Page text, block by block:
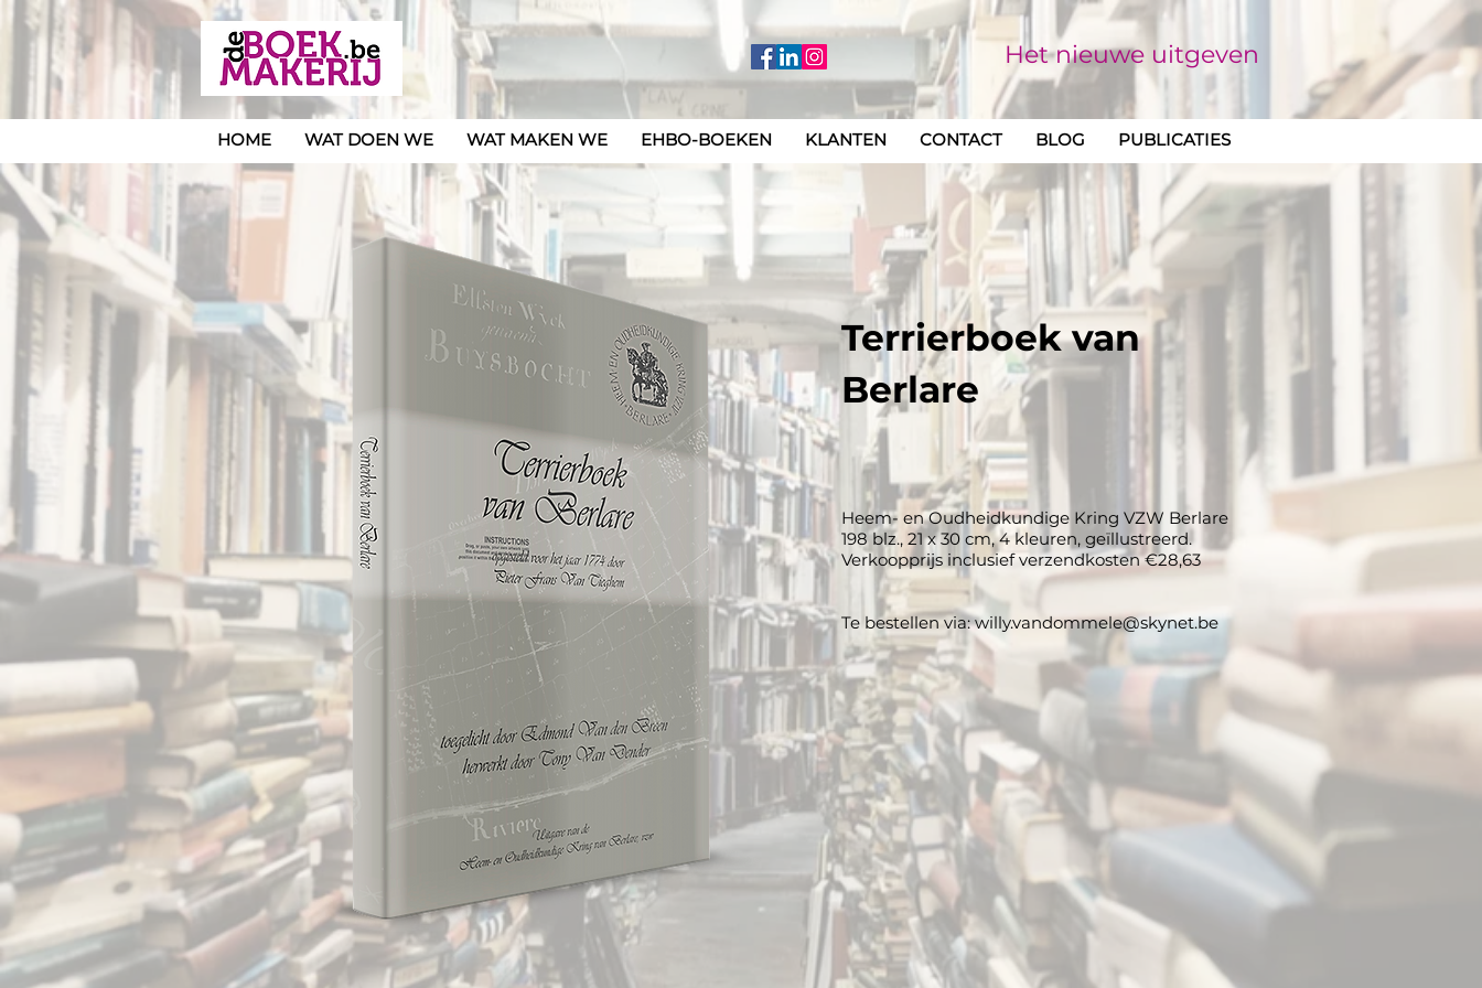
Het nieuwe uitgeven
HOME WAT DOEN WE WAT MAKEN WE EHBO-BOEKEN KLANTEN CONTACT BLOG PUBLICATIES
Terrierboek van
Berlare
Heem- en Oudheidkundige Kring VZW Berlare
198 blz., 21 x 30 cm, 4 kleuren, geïllustreerd.
Verkoopprijs inclusief verzendkosten €28,63
Te bestellen via:willy.vandommele@skynet.be